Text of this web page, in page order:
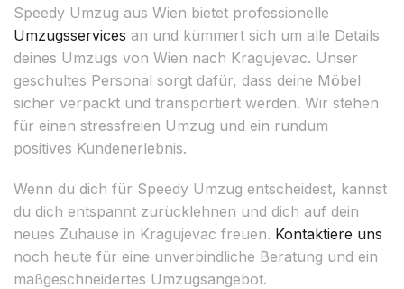
Speedy Umzug aus Wien bietet professionelle
Umzugsservices an und kümmert sich um alle Details
deines Umzugs von Wien nach Kragujevac. Unser
geschultes Personal sorgt dafür, dass deine Möbel
sicher verpackt und transportiert werden. Wir stehen
für einen stressfreien Umzug und ein rundum
positives Kundenerlebnis.
Wenn du dich für Speedy Umzug entscheidest, kannst
du dich entspannt zurücklehnen und dich auf dein
neues Zuhause in Kragujevac freuen. Kontaktiere uns
noch heute für eine unverbindliche Beratung und ein
maßgeschneidertes Umzugsangebot.